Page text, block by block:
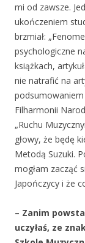
mi od zawsze.
ukończeniem
brzmiał:
psychologiczne
książkach,
nie natrafić na
Filharmonii
„Ruchu
głowy, że będę
Metodą Suzuki.
mogłam zacząć
Japończycy i że
– Zanim
uczyłaś, ze